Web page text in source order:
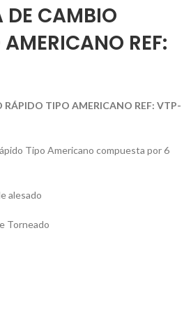
DE CAMBIO
REF:
RÁPIDO TIPO AMERICANO REF: VTP-
Tipo Americano compuesta por 6
alesado
Torneado